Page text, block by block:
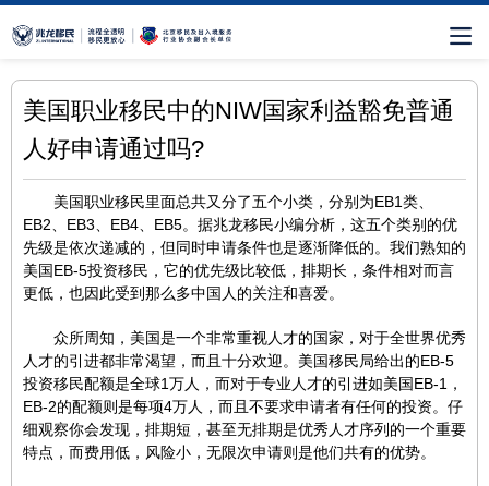
美国职业移民中的NIW国家利益豁免普通
人好申请通过吗?
美国职业移民里面总共又分了五个小类，分别为EB1类、
EB2、EB3、EB4、EB5。据兆龙移民小编分析，这五个类别的优
先级是依次递减的，但同时申请条件也是逐渐降低的。我们熟知的
美国EB-5投资移民，它的优先级比较低，排期长，条件相对而言
更低，也因此受到那么多中国人的关注和喜爱。
众所周知，美国是一个非常重视人才的国家，对于全世界优秀
人才的引进都非常渴望，而且十分欢迎。美国移民局给出的EB-5
投资移民配额是全球1万人，而对于专业人才的引进如美国EB-1，
EB-2的配额则是每项4万人，而且不要求申请者有任何的投资。仔
细观察你会发现，排期短，甚至无排期是优秀人才序列的一个重要
特点，而费用低，风险小，无限次申请则是他们共有的优势。